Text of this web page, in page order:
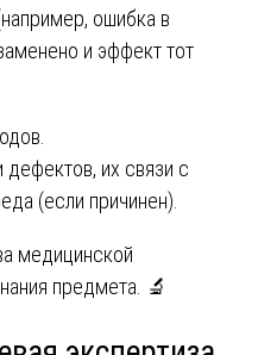
ошибка в
и эффект тот
дефектов, их связи с
(если причинен).
медицинской
предмета. 🔬